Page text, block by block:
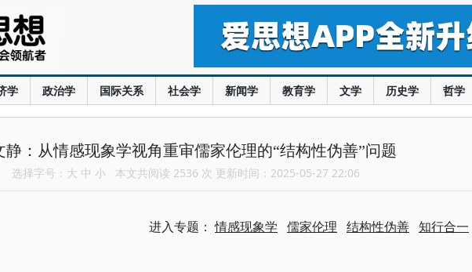
学 政治学 国际关系 社会学 新闻学 教育学 文学 历史学 哲学
静：从情感现象学视角重审儒家伦理的“结构性伪善”问题
选择字号： 大 中 小 本文共阅读 2536 次 更新时间：2025-05-27 22:06
进入专题：情感现象学 儒家伦理 结构性伪善 知行合一